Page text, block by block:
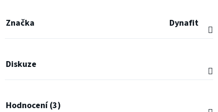
Značka Dynafit
Diskuze
Hodnocení (3)